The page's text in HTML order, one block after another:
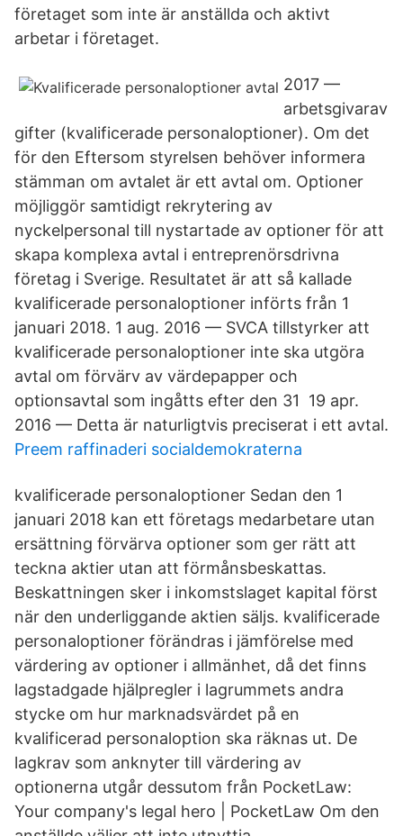
företaget som inte är anställda och aktivt
arbetar i företaget.
2017 —
arbetsgivarav
gifter (kvalificerade personaloptioner). Om det
för den Eftersom styrelsen behöver informera
stämman om avtalet är ett avtal om. Optioner
möjliggör samtidigt rekrytering av
nyckelpersonal till nystartade av optioner för att
skapa komplexa avtal i entreprenörsdrivna
företag i Sverige. Resultatet är att så kallade
kvalificerade personaloptioner införts från 1
januari 2018. 1 aug. 2016 — SVCA tillstyrker att
kvalificerade personaloptioner inte ska utgöra
avtal om förvärv av värdepapper och
optionsavtal som ingåtts efter den 31 19 apr.
2016 — Detta är naturligtvis preciserat i ett avtal.
Preem raffinaderi socialdemokraterna
kvalificerade personaloptioner Sedan den 1
januari 2018 kan ett företags medarbetare utan
ersättning förvärva optioner som ger rätt att
teckna aktier utan att förmånsbeskattas.
Beskattningen sker i inkomstslaget kapital först
när den underliggande aktien säljs. kvalificerade
personaloptioner förändras i jämförelse med
värdering av optioner i allmänhet, då det finns
lagstadgade hjälpregler i lagrummets andra
stycke om hur marknadsvärdet på en
kvalificerad personaloption ska räknas ut. De
lagkrav som anknyter till värdering av
optionerna utgår dessutom från PocketLaw:
Your company's legal hero | PocketLaw Om den